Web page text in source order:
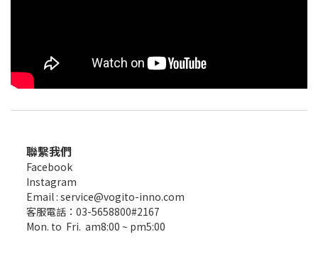
聯繫我們
Facebook
Instagram
Email : service@vogito-inno.com
客服電話：03-5658800#2167
Mon. to Fri. am8:00 ~ pm5:00